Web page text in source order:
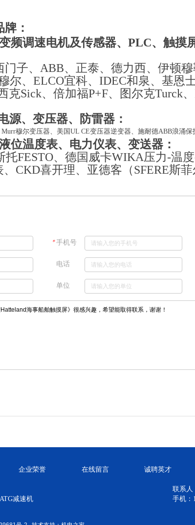
：
频调速电机及传感器、 PLC、触摸
子、ABB、正泰、德力西、伊顿穆
尔、ELCO宜科、IDEC和泉、基恩士
克Sick、倍加福P+F、图尔克Turck
源、 变压器、防雷器：
穆尔变压器、美国UL CE变压器逆变器、施耐德ABB浪涌保
位温度表、电力仪表、变送器：
托FESTO、德国威卡WIKA压力-温度
CKD喜开理、亚德客 （SFERE斯
＊手机号
电话
单位
企业荣誉 在线留言 诚聘英才
减速机
联系人
手机：